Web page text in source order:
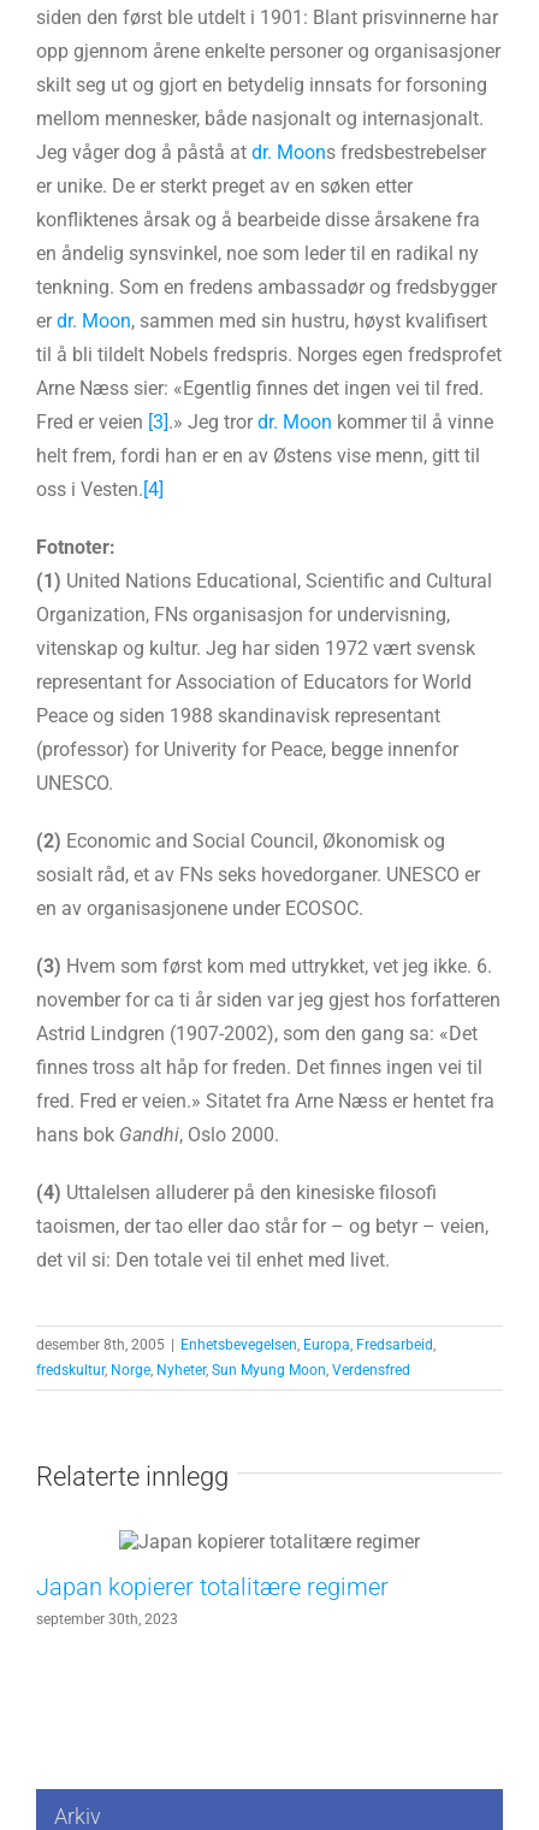
siden den først ble utdelt i 1901: Blant prisvinnerne har
opp gjennom årene enkelte personer og organisasjoner
skilt seg ut og gjort en betydelig innsats for forsoning
mellom mennesker, både nasjonalt og internasjonalt.
Jeg våger dog å påstå at dr. Moons fredsbestrebelser
er unike. De er sterkt preget av en søken etter
konfliktenes årsak og å bearbeide disse årsakene fra
en åndelig synsvinkel, noe som leder til en radikal ny
tenkning. Som en fredens ambassadør og fredsbygger
erdr. Moon, sammen med sin hustru, høyst kvalifisert
til å bli tildelt Nobels fredspris. Norges egen fredsprofet
Arne Næss sier: «Egentlig finnes det ingen vei til fred.
Fred er veien [3].» Jeg trordr. Moon kommer til å vinne
helt frem, fordi han er en av Østens vise menn, gitt til
oss i Vesten.[4]
Fotnoter:
(1) United Nations Educational, Scientific and Cultural
Organization, FNs organisasjon for undervisning,
vitenskap og kultur. Jeg har siden 1972 vært svensk
representant for Association of Educators for World
Peace og siden 1988 skandinavisk representant
(professor) for Univerity for Peace, begge innenfor
UNESCO.
(2) Economic and Social Council, Økonomisk og
sosialt råd, et av FNs seks hovedorganer. UNESCO er
en av organisasjonene under ECOSOC.
(3) Hvem som først kom med uttrykket, vet jeg ikke. 6.
november for ca ti år siden var jeg gjest hos forfatteren
Astrid Lindgren (1907-2002), som den gang sa: «Det
finnes tross alt håp for freden. Det finnes ingen vei til
fred. Fred er veien.» Sitatet fra Arne Næss er hentet fra
hans bok Gandhi, Oslo 2000.
(4) Uttalelsen alluderer på den kinesiske filosofi
taoismen, der tao eller dao står for – og betyr – veien,
det vil si: Den totale vei til enhet med livet.
desember 8th, 2005 | Enhetsbevegelsen Europa Fredsarbeid
fredskultur, Norge Nyheter, Sun Myung Moon Verdensfred
Relaterte innlegg
Japan kopierer totalitære regimer
september 30th, 2023
Arkiv